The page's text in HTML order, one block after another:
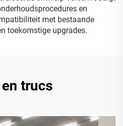
en
met bestaande
toekomstige upgrades.
trucs